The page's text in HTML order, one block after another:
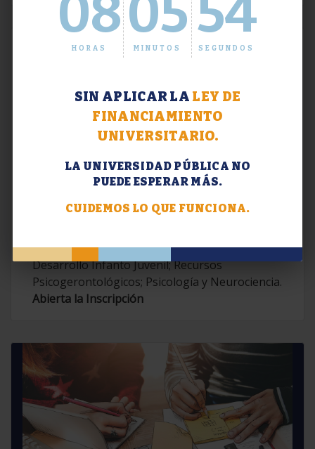
08
HORAS
05
MINUTOS
55
SEGUNDOS
SIN APLICAR LA LEY DE
FINANCIAMIENTO
UNIVERSITARIO.
LA UNIVERSIDAD PÚBLICA NO
PUEDE ESPERAR MÁS.
CUIDEMOS LO QUE FUNCIONA.
Extensión. Diplomaturas 2026.
Contemporáneas; Problemáticas en el
Desarrollo Infanto Juvenil; Recursos
Psicogerontológicos; Psicología y Neurociencia.
Abierta la Inscripción